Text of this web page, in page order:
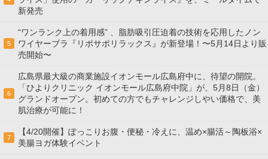
新発売
5
“ワンランク上の着用感” 、脂肪吸引圧迫着の技術を応用したノン
ワイヤーブラ『リポサポリラックス』が新登場！〜5月14日より販
売開始〜
6
広島県最大級の商業施設イオンモール広島府中に、待望の開院。
「ひよりクリニック イオンモール広島府中院」が、5月8日（金）
グランドオープン。初めての方でもチャレンジしやい価格で、美
肌治療が可能に！
7
【4/20開催】ぽっこりお腹・便秘・冷えに、温め×腸活～陶板浴×
美腸ヨガ体験イベント